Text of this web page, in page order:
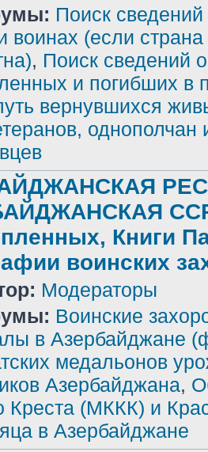
Поиск
воинах (если
, Поиск сведений о
и погибших в
вернувшихся
однополчан
Книги
воинских
Модераторы
Воинские
в Азербайджане
медальонов
Азербайджана,
Креста (МККК) и
в Азербайджане